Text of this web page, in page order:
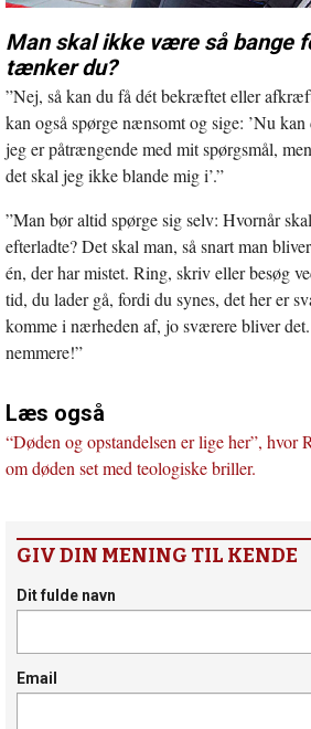
Man skal ikke være så bange
tænker du?
”Nej, så kan du få dét bekræftet eller
kan også spørge nænsomt og sige: ’Nu
jeg er påtrængende med mit spørgsmål,
det skal jeg ikke blande mig i’.”
”Man bør altid spørge sig selv: Hvornår
efterladte? Det skal man, så snart man
én, der har mistet. Ring, skriv eller besøg
tid, du lader gå, fordi du synes, det her er
komme i nærheden af, jo sværere bliver
nemmere!”
Læs også
“Døden og opstandelsen er lige her”, hvor
om døden set med teologiske briller.
GIV DIN MENING TIL KENDE
Dit fulde navn
Email